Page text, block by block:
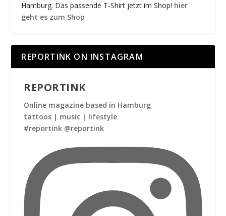
Hamburg. Das passende T-Shirt jetzt im Shop! hier
geht es zum Shop
REPORTINK ON INSTAGRAM
REPORTINK
Online magazine based in Hamburg
tattoos | music | lifestyle
#reportink @reportink